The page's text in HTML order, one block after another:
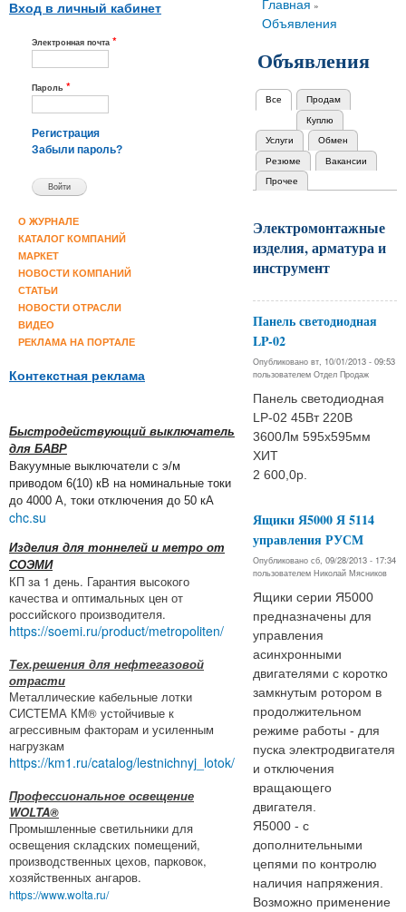
Вход в личный кабинет
Электронная почта *
Пароль *
Регистрация
Забыли пароль?
О ЖУРНАЛЕ
КАТАЛОГ КОМПАНИЙ
МАРКЕТ
НОВОСТИ КОМПАНИЙ
СТАТЬИ
НОВОСТИ ОТРАСЛИ
ВИДЕО
РЕКЛАМА НА ПОРТАЛЕ
Контекстная реклама
Быстродействующий выключатель
для БАВР
Вакуумные выключатели с э/м
приводом 6(10) кВ на номинальные токи
до 4000 А, токи отключения до 50 кА
chc.su
Изделия для тоннелей и метро от
СОЭМИ
КП за 1 день. Гарантия высокого
качества и оптимальных цен от
российского производителя.
https://soemi.ru/product/metropoliten/
Тех.решения для нефтегазовой
отрасти
Металлические кабельные лотки
СИСТЕМА КМ® устойчивые к
агрессивным факторам и усиленным
нагрузкам
https://km1.ru/catalog/lestnichnyj_lotok/
Профессиональное освещение
WOLTA®
Промышленные светильники для
освещения складских помещений,
производственных цехов, парковок,
хозяйственных ангаров.
https://www.wolta.ru/
Вы здесь
Главная »
Объявления
Объявления
Главные вкладки
Все (активная вкладка)
Продам
Куплю
Услуги
Обмен
Резюме
Вакансии
Прочее
Электромонтажные
изделия, арматура и
инструмент
Панель светодиодная
LP-02
Опубликовано вт, 10/01/2013 - 09:53
пользователем Отдел Продаж
Панель светодиодная
LP-02 45Вт 220В
3600Лм 595х595мм
ХИТ
2 600,0р.
Ящики Я5000 Я 5114
управления РУСМ
Опубликовано сб, 09/28/2013 - 17:34
пользователем Николай Мясников
Ящики серии Я5000
предназначены для
управления
асинхронными
двигателями с коротко
замкнутым ротором в
продолжительном
режиме работы - для
пуска электродвигателя
и отключения
вращающего
двигателя.
Я5000 - с
дополнительными
цепями по контролю
наличия напряжения.
Возможно применение